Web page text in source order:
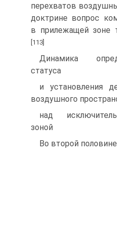
перехватов
доктрине вопрос
в прилежащей зоне
[113]
Динамика
статуса
и установления
воздушного
над
зоной
Во второй